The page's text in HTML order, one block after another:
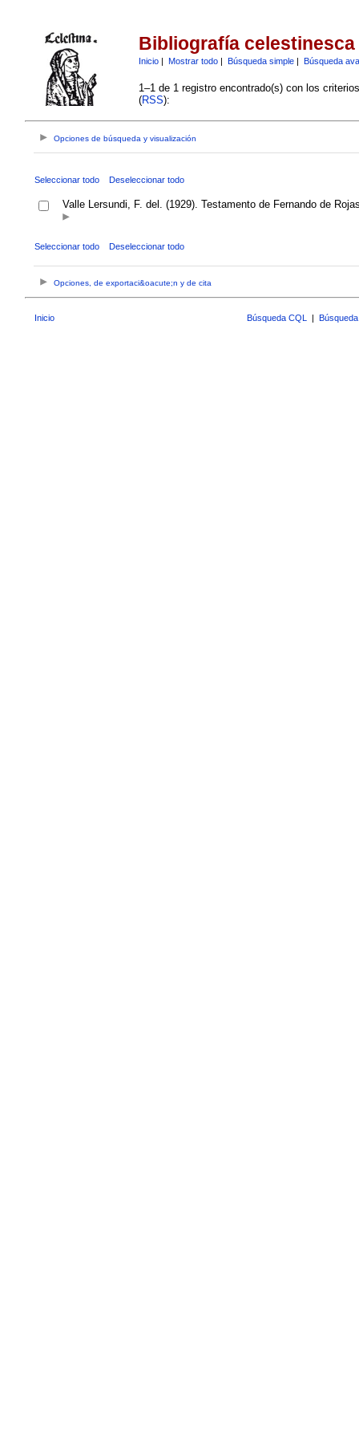
Bibliografía celestinesca
Inicio| Mostrar todo| Búsqueda simple| Búsqueda
1–1 de 1 registro encontrado(s) con los
(RSS):
Opciones de búsqueda y visualización
Seleccionar todo Deseleccionar todo
Valle Lersundi, F. del. (1929). Testamento de Fernando de
Seleccionar todo Deseleccionar todo
Opciones, de exportaci&oacute;n y de cita
Inicio Búsqueda CQL |